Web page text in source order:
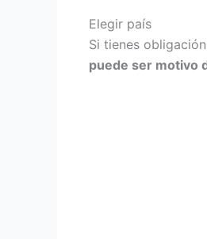
Elegir país
Si tienes
puede ser motivo